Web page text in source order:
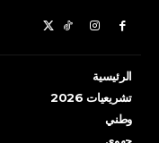
الرئيسية
تشريعيات 2026
وطني
جهوي